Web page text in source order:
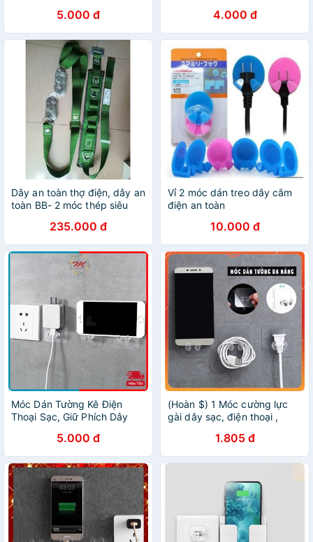
5.000 đ
Đồ Đa Năng4.000 đ
Dây an toàn thợ điện, dây an
toàn BB- 2 móc thép siêu
235.000 đ
Vỉ 2 móc dán treo dây cắm
điện an toàn
10.000 đ
Móc Dán Tường Kê Điện
Thoại Sạc, Giữ Phích Dây
5.000 đ
(Hoàn $) 1 Móc cường lực
gài dây sạc, điện thoại ,
1.805 đ